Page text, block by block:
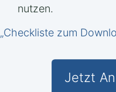
nutzen.
„Checkliste zum
Jetzt